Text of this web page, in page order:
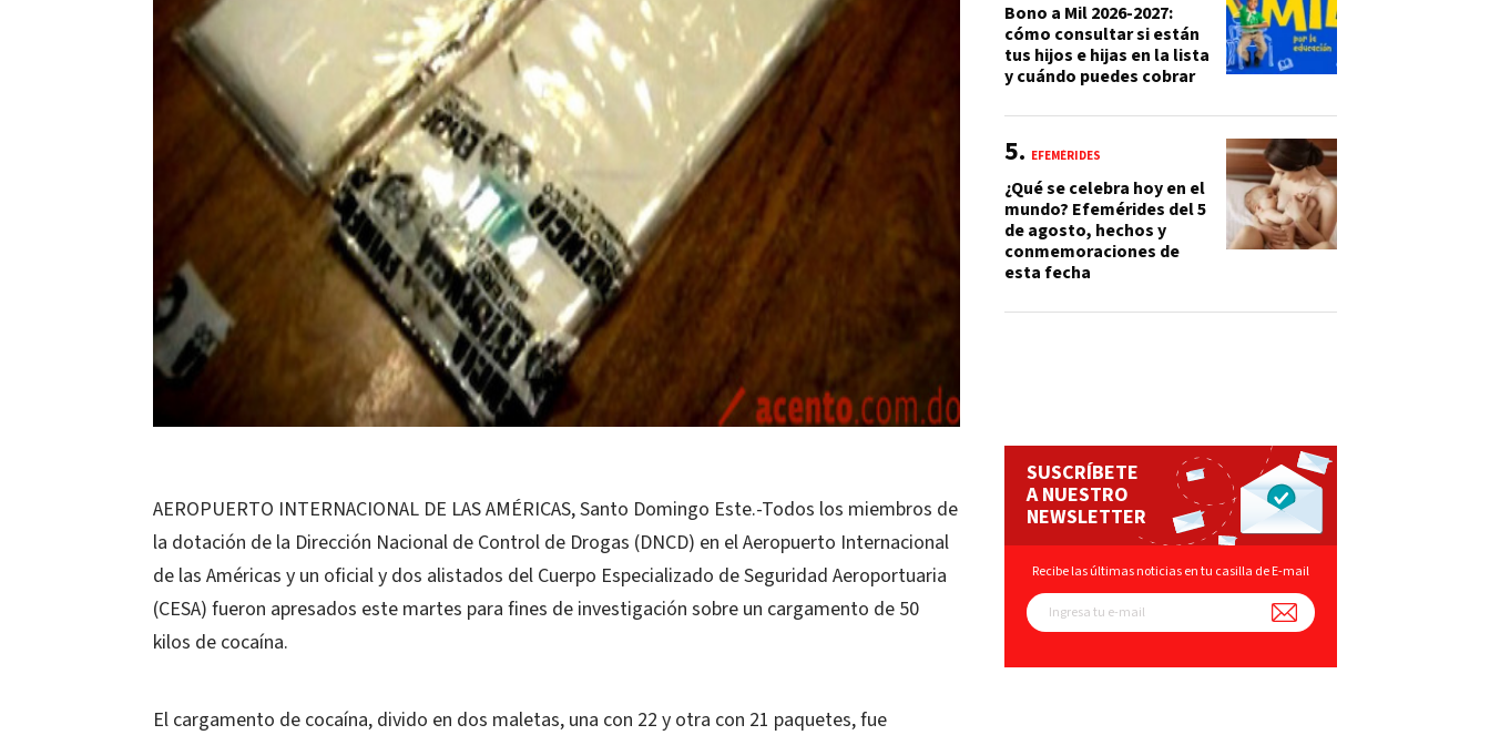
AEROPUERTO INTERNACIONAL DE LAS AMÉRICAS, Santo Domingo Este.-Todos los miembros de
la dotación de la Dirección Nacional de Control de Drogas (DNCD) en el Aeropuerto Internacional
de las Américas y un oficial y dos alistados del Cuerpo Especializado de Seguridad Aeroportuaria
(CESA) fueron apresados este martes para fines de investigación sobre un cargamento de 50
kilos de cocaína.
El cargamento de cocaína, divido en dos maletas, una con 22 y otra con 21 paquetes, fue
Bono a Mil 2026-2027:
cómo consultar si están
tus hijos e hijas en la lista
y cuándo puedes cobrar
EFEMÉRIDES
¿Qué se celebra hoy en el
mundo? Efemérides del 5
de agosto, hechos y
conmemoraciones de
esta fecha
SUSCRÍBETE
A NUESTRO
NEWSLETTER
Recibe las últimas noticias en tu casilla de E-mail